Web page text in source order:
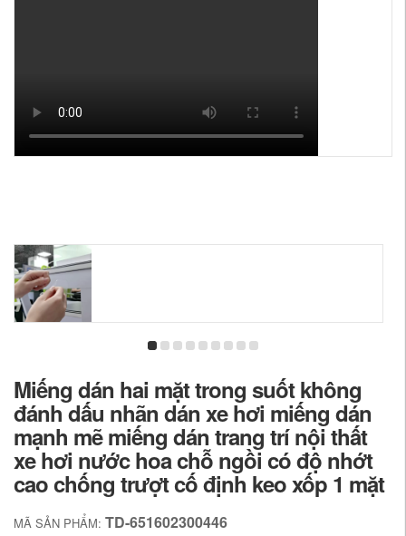
Miếng dán hai mặt trong suốt không
đánh dấu nhãn dán xe hơi miếng dán
mạnh mẽ miếng dán trang trí nội thất
xe hơi nước hoa chỗ ngồi có độ nhớt
cao chống trượt cố định keo xốp 1 mặt
MÃ SẢN PHẨM: TD-651602300446